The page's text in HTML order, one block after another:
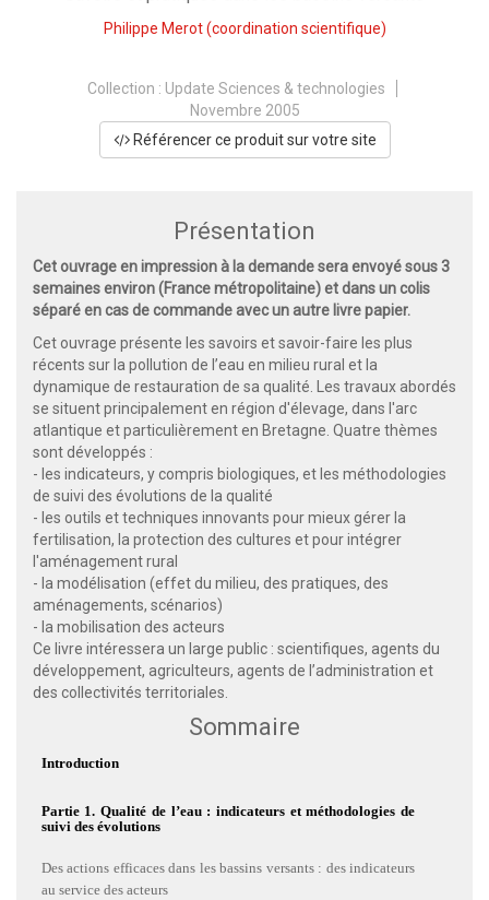
Philippe Merot(coordination scientifique)
Collection : Update Sciences & technologies
Novembre 2005
Référencer ce produit sur votre site
Présentation
Cet ouvrage en impression à la demande sera envoyé sous 3
semaines environ (France métropolitaine) et dans un colis
séparé en cas de commande avec un autre livre papier.
Cet ouvrage présente les savoirs et savoir-faire les plus
récents sur la pollution de l’eau en milieu rural et la
dynamique de restauration de sa qualité. Les travaux abordés
se situent principalement en région d'élevage, dans l'arc
atlantique et particulièrement en Bretagne. Quatre thèmes
sont développés :
- les indicateurs, y compris biologiques, et les méthodologies
de suivi des évolutions de la qualité
- les outils et techniques innovants pour mieux gérer la
fertilisation, la protection des cultures et pour intégrer
l'aménagement rural
- la modélisation (effet du milieu, des pratiques, des
aménagements, scénarios)
- la mobilisation des acteurs
Ce livre intéressera un large public : scientifiques, agents du
développement, agriculteurs, agents de l’administration et
des collectivités territoriales.
Sommaire
Introduction
Partie 1. Qualité de l’eau : indicateurs et méthodologies de
suivi des évolutions
Des actions efficaces dans les bassins versants : des indicateurs
au service des acteurs